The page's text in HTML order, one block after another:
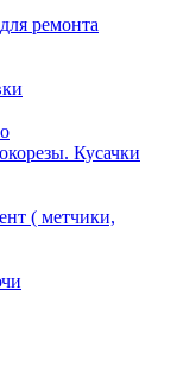
ремонта
Кусачки
( метчики,